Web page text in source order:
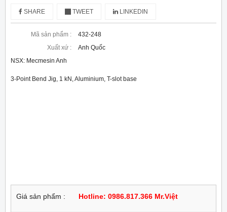
SHARE TWEET LINKEDIN
Mã sản phẩm :
432-248
Xuất xứ :
Anh Quốc
NSX: Mecmesin Anh
3-Point Bend Jig, 1 kN, Aluminium, T-slot base
Giá sản phẩm : Hotline: 0986.817.366 Mr.Việt